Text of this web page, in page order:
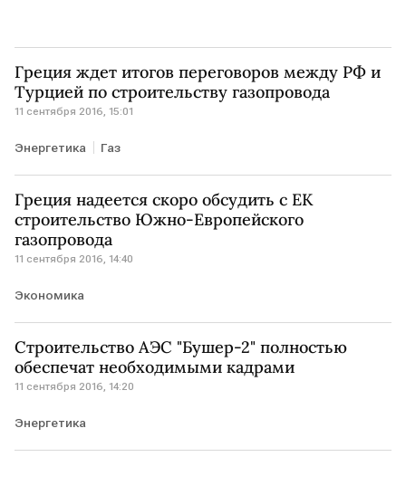
Греция ждет итогов переговоров между РФ и
Турцией по строительству газопровода
11 сентября 2016, 15:01
Энергетика Газ
Греция надеется скоро обсудить с ЕК
строительство Южно-Европейского
газопровода
11 сентября 2016, 14:40
Экономика
Строительство АЭС "Бушер-2" полностью
обеспечат необходимыми кадрами
11 сентября 2016, 14:20
Энергетика